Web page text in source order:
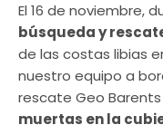
El 16 de noviembre,
búsqueda y
de las costas libias
nuestro equipo a
rescate Geo
muertas en la